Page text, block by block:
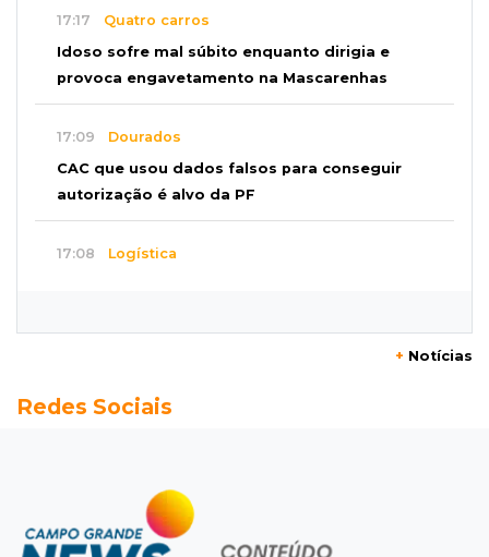
17:17 Quatro carros
Idoso sofre mal súbito enquanto dirigia e
provoca engavetamento na Mascarenhas
17:09 Dourados
CAC que usou dados falsos para conseguir
autorização é alvo da PF
17:08 Logística
Empresário preso por fraude bancária usava
Eleições 2026
Continuidade ou alternância: a oposição
desafia projeto que Azambuja põe à prova
+ Notícias
Redes Sociais